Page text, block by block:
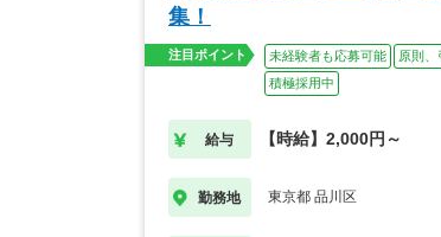
集！
注目ポイント 未経験者も応募可能 原則、
積極採用中
給与 【時給】2,000円～
勤務地 東京都 品川区